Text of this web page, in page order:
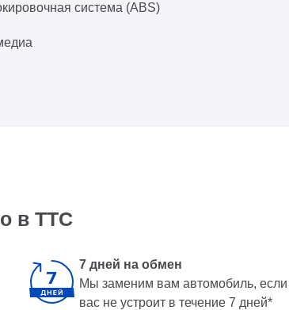
система (ABS)
в ТТС
7 дней на обмен
Мы заменим вам автомобиль, если
вас не устроит в течение 7 дней*